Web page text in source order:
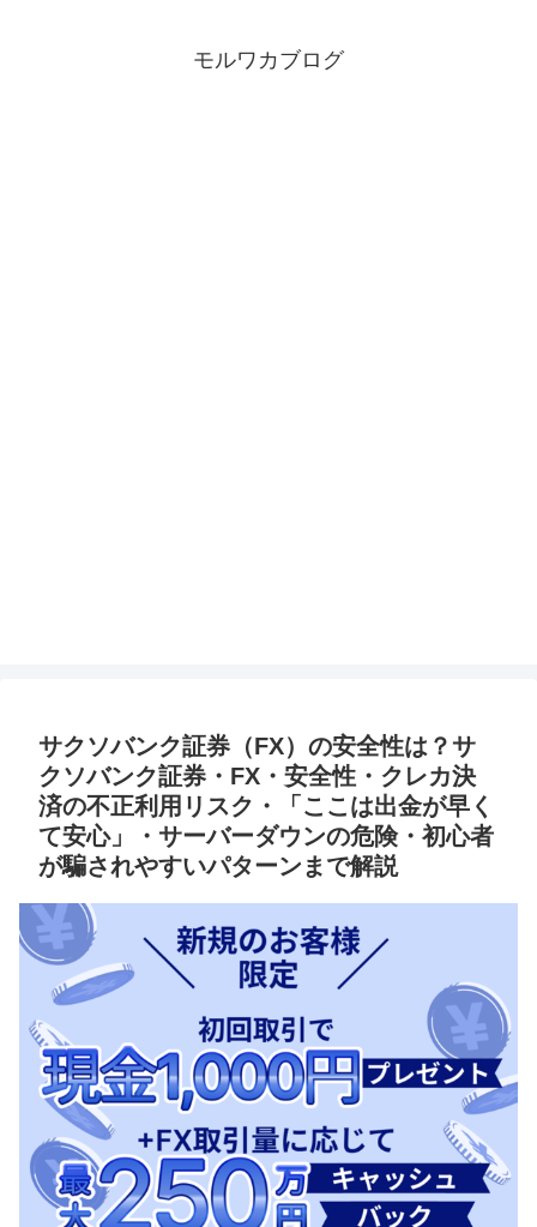
モルワカブログ
サクソバンク証券（FX）の安全性は？サ
クソバンク証券・FX・安全性・クレカ決
済の不正利用リスク・「ここは出金が早く
て安心」・サーバーダウンの危険・初心者
が騙されやすいパターンまで解説